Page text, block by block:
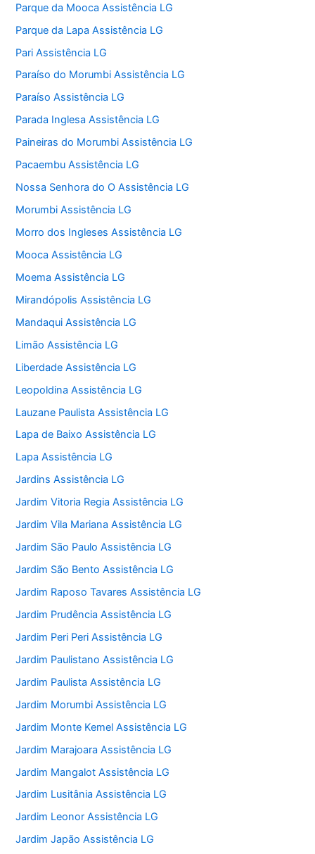
Parque da Mooca Assistência LG
Parque da Lapa Assistência LG
Pari Assistência LG
Paraíso do Morumbi Assistência LG
Paraíso Assistência LG
Parada Inglesa Assistência LG
Paineiras do Morumbi Assistência LG
Pacaembu Assistência LG
Nossa Senhora do O Assistência LG
Morumbi Assistência LG
Morro dos Ingleses Assistência LG
Mooca Assistência LG
Moema Assistência LG
Mirandópolis Assistência LG
Mandaqui Assistência LG
Limão Assistência LG
Liberdade Assistência LG
Leopoldina Assistência LG
Lauzane Paulista Assistência LG
Lapa de Baixo Assistência LG
Lapa Assistência LG
Jardins Assistência LG
Jardim Vitoria Regia Assistência LG
Jardim Vila Mariana Assistência LG
Jardim São Paulo Assistência LG
Jardim São Bento Assistência LG
Jardim Raposo Tavares Assistência LG
Jardim Prudência Assistência LG
Jardim Peri Peri Assistência LG
Jardim Paulistano Assistência LG
Jardim Paulista Assistência LG
Jardim Morumbi Assistência LG
Jardim Monte Kemel Assistência LG
Jardim Marajoara Assistência LG
Jardim Mangalot Assistência LG
Jardim Lusitânia Assistência LG
Jardim Leonor Assistência LG
Jardim Japão Assistência LG